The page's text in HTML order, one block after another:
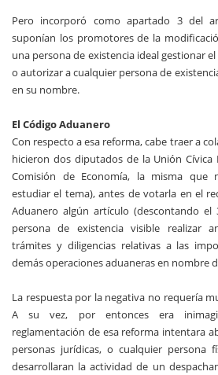
Pero incorporó como apartado 3 del
suponían los promotores de la
una persona de existencia ideal gestionar
o autorizar a cualquier persona de
en su nombre.
El Código Aduanero
Con respecto a esa reforma, cabe traer a
hicieron dos diputados de la Unión Cívica
Comisión de Economía, la misma
estudiar el tema), antes de votarla en el
Aduanero algún artículo (descontando
persona de existencia visible realizar
trámites y diligencias relativas a las
demás operaciones aduaneras en nombre
La respuesta por la negativa no requería
A su vez, por entonces era
reglamentación de esa reforma intentara
personas jurídicas, o cualquier persona
desarrollaran la actividad de un